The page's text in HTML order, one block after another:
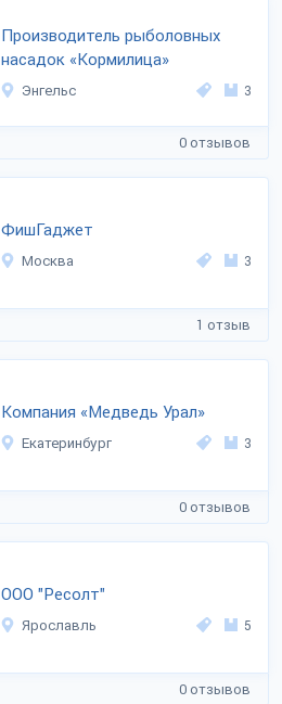
Производитель рыболовных
насадок «Кормилица»
Энгельс 3
0 отзывов
ФишГаджет
Москва 3
1 отзыв
Компания «Медведь Урал»
Екатеринбург 3
0 отзывов
ООО "Ресолт"
Ярославль 5
0 отзывов